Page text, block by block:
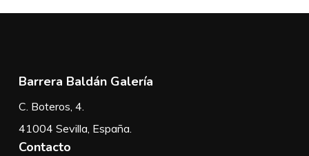
Barrera Baldán Galería
C. Boteros, 4.
41004 Sevilla, España.
Contacto